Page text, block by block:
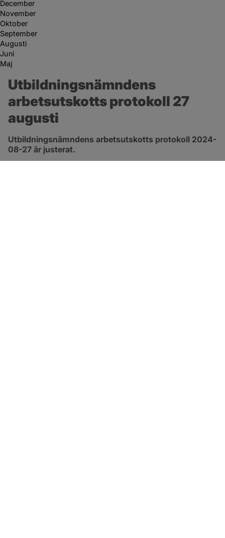
December
November
Oktober
September
Augusti
Juni
Maj
Utbildningsnämndens
arbetsutskotts protokoll 27
augusti
Utbildningsnämndens arbetsutskotts protokoll 2024-
08-27 är justerat.